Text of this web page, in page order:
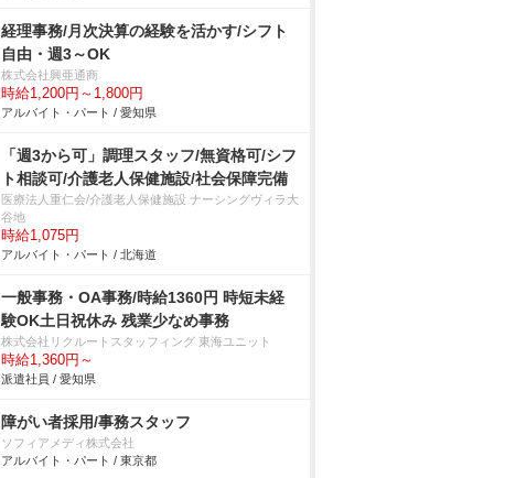
経理事務/月次決算の経験を活かす/シフト
自由・週3～OK
株式会社興亜通商
時給1,200円～1,800円
アルバイト・パート / 愛知県
「週3から可」調理スタッフ/無資格可/シフ
ト相談可/介護老人保健施設/社会保障完備
医療法人重仁会/介護老人保健施設 ナーシングヴィラ大
谷地
時給1,075円
アルバイト・パート / 北海道
一般事務・OA事務/時給1360円 時短未経
験OK土日祝休み 残業少なめ事務
株式会社リクルートスタッフィング 東海ユニット
時給1,360円～
派遣社員 / 愛知県
障がい者採用/事務スタッフ
ソフィアメディ株式会社
アルバイト・パート / 東京都